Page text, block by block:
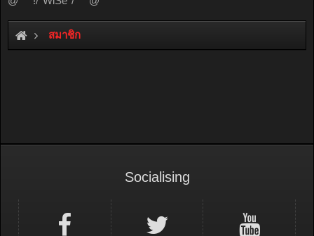
สมาชิก
Socialising